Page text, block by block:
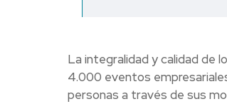
La integralidad y calidad de
4.000 eventos
personas a través de sus